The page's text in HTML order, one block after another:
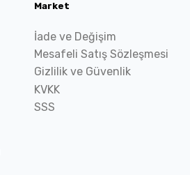
Market
İade ve Değişim
Mesafeli Satış Sözleşmesi
Gizlilik ve Güvenlik
KVKK
SSS